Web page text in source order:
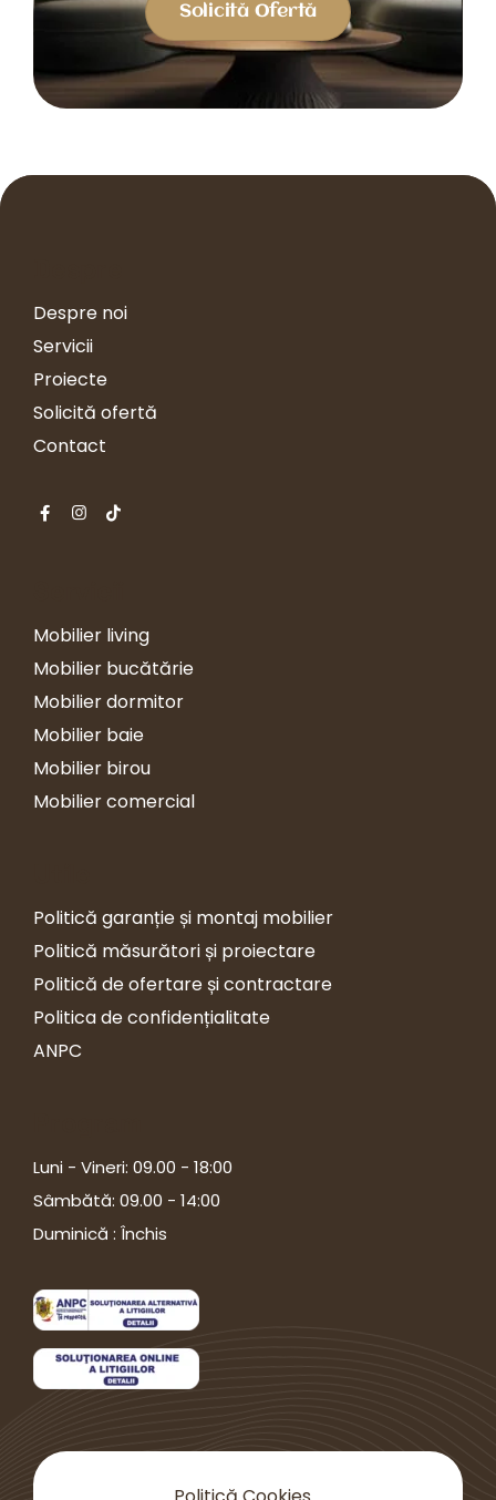
Solicită Ofertă
Despre noi
Servicii
Proiecte
Solicită ofertă
Contact
Mobilier living
Mobilier bucătărie
Mobilier dormitor
Mobilier baie
Mobilier birou
Mobilier comercial
Politică garanție și montaj mobilier
Politică măsurători și proiectare
Politică de ofertare și contractare
Politica de confidențialitate
ANPC
Luni - Vineri: 09.00 - 18:00
Sâmbătă: 09.00 - 14:00
Duminică : Închis